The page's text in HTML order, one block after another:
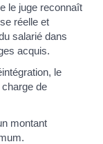
le juge reconnaît
réelle et
salarié dans
acquis.
le
de
montant